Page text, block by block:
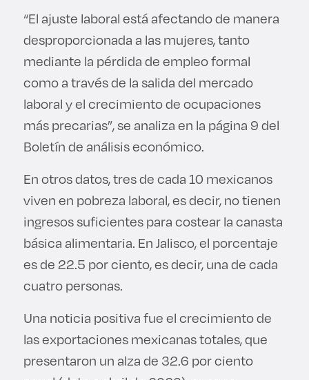
“El ajuste laboral está afectando de manera
desproporcionada a las mujeres, tanto
mediante la pérdida de empleo formal
como a través de la salida del mercado
laboral y el crecimiento de ocupaciones
más precarias”, se analiza en la página 9 del
Boletín de análisis económico.
En otros datos, tres de cada 10 mexicanos
viven en pobreza laboral, es decir, no tienen
ingresos suficientes para costear la canasta
básica alimentaria. En Jalisco, el porcentaje
es de 22.5 por ciento, es decir, una de cada
cuatro personas.
Una noticia positiva fue el crecimiento de
las exportaciones mexicanas totales, que
presentaron un alza de 32.6 por ciento